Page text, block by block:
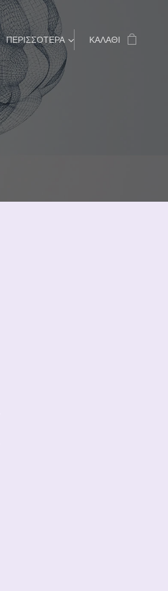
ΠΕΡΙΣΣΌΤΕΡΑ ΚΑΛΆΘΙ